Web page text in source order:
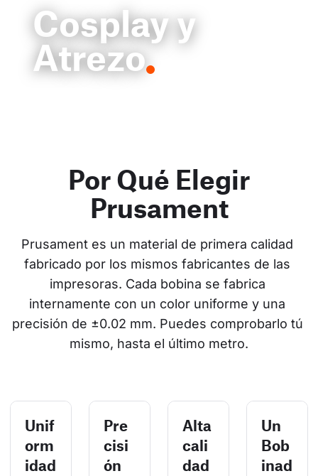
Cosplay y
Atrezo
Por Qué Elegir
Prusament
Prusament es un material de primera calidad
fabricado por los mismos fabricantes de las
impresoras. Cada bobina se fabrica
internamente con un color uniforme y una
precisión de ±0.02 mm. Puedes comprobarlo tú
mismo, hasta el último metro.
Unif
orm
idad
Pre
cisi
ón
Alta
cali
dad
Un
Bob
inad